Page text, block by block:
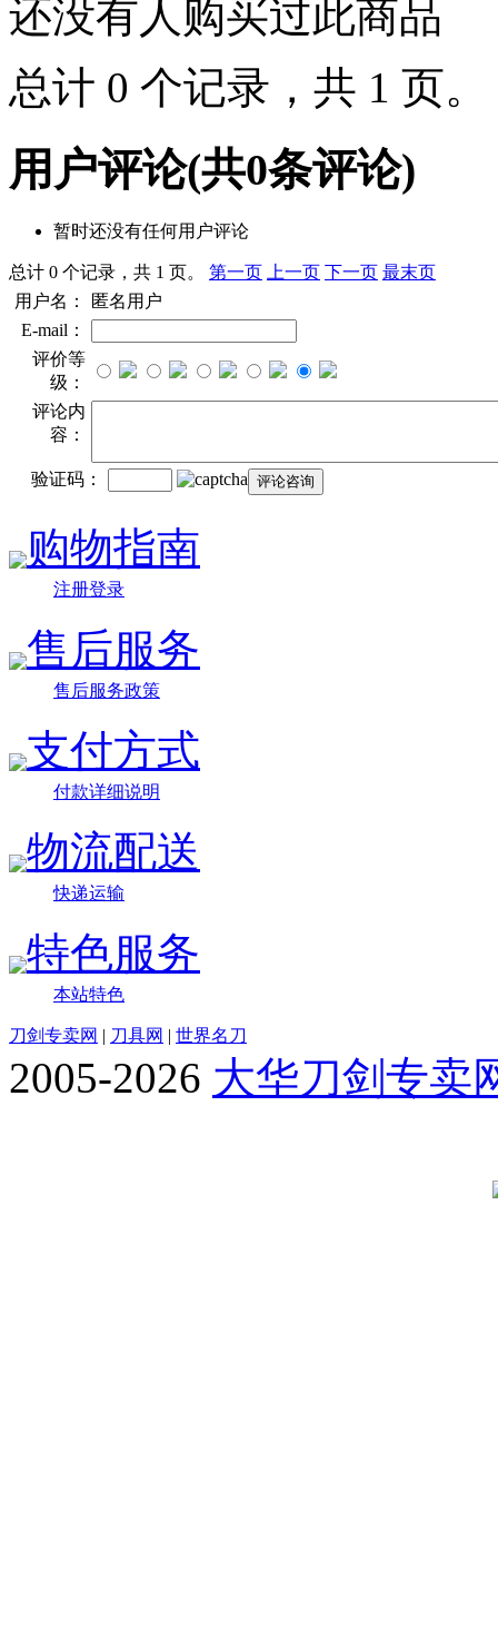
还没有人购买过此商品
总计 0 个记录，共 1 页。
用户评论(共0条评论)
暂时还没有任何用户评论
总计 0 个记录，共 1 页。 第一页 上一页 下一页 最末页
用户名：
匿名用户
E-mail：
评价等
级：
评论内
容：
验证码：
购物指南
注册登录
售后服务
售后服务政策
支付方式
付款详细说明
物流配送
快递运输
特色服务
本站特色
刀剑专卖网 | 刀具网 | 世界名刀
2005-2026 大华刀剑专卖